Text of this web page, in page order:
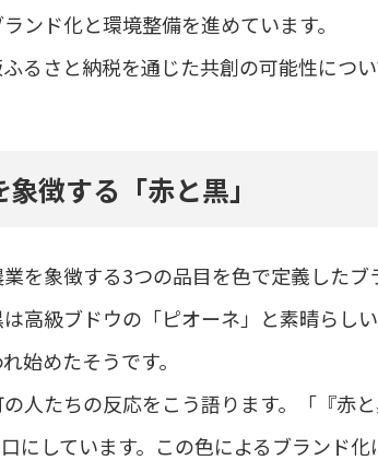
ンド化と環境整備を進めています。
るさと納税を通じた共創の可能性につ
徴する「赤と黒」
を象徴する3つの品目を色で定義した
高級ブドウの「ピオーネ」と素晴らし
始めたそうです。
人たちの反応をこう語ります。「『赤
にしています。この色によるブランド